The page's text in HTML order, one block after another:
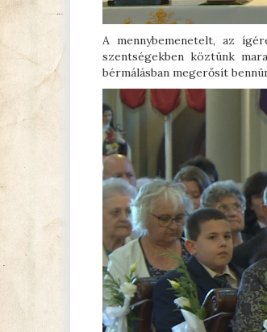
A mennybemenetelt, az
szentségekben köztünk
bérmálásban megerősít